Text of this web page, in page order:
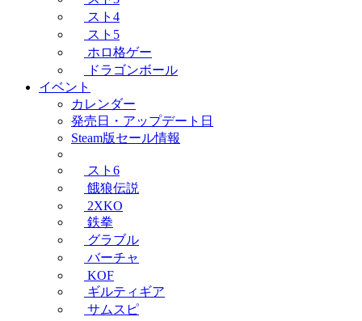
スト4
スト5
ホロ格ゲー
ドラゴンボール
イベント
カレンダー
発売日・アップデート日
Steam版セール情報
スト6
餓狼伝説
2XKO
鉄拳
グラブル
バーチャ
KOF
ギルティギア
サムスピ